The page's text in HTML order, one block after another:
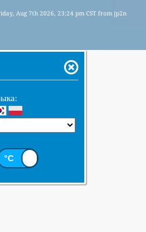
Aug 7th 2026, 23:24 pm CST from jp2n